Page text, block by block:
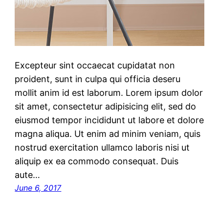
Excepteur sint occaecat cupidatat non
proident, sunt in culpa qui officia deseru
mollit anim id est laborum. Lorem ipsum dolor
sit amet, consectetur adipisicing elit, sed do
eiusmod tempor incididunt ut labore et dolore
magna aliqua. Ut enim ad minim veniam, quis
nostrud exercitation ullamco laboris nisi ut
aliquip ex ea commodo consequat. Duis
aute…
June 6, 2017